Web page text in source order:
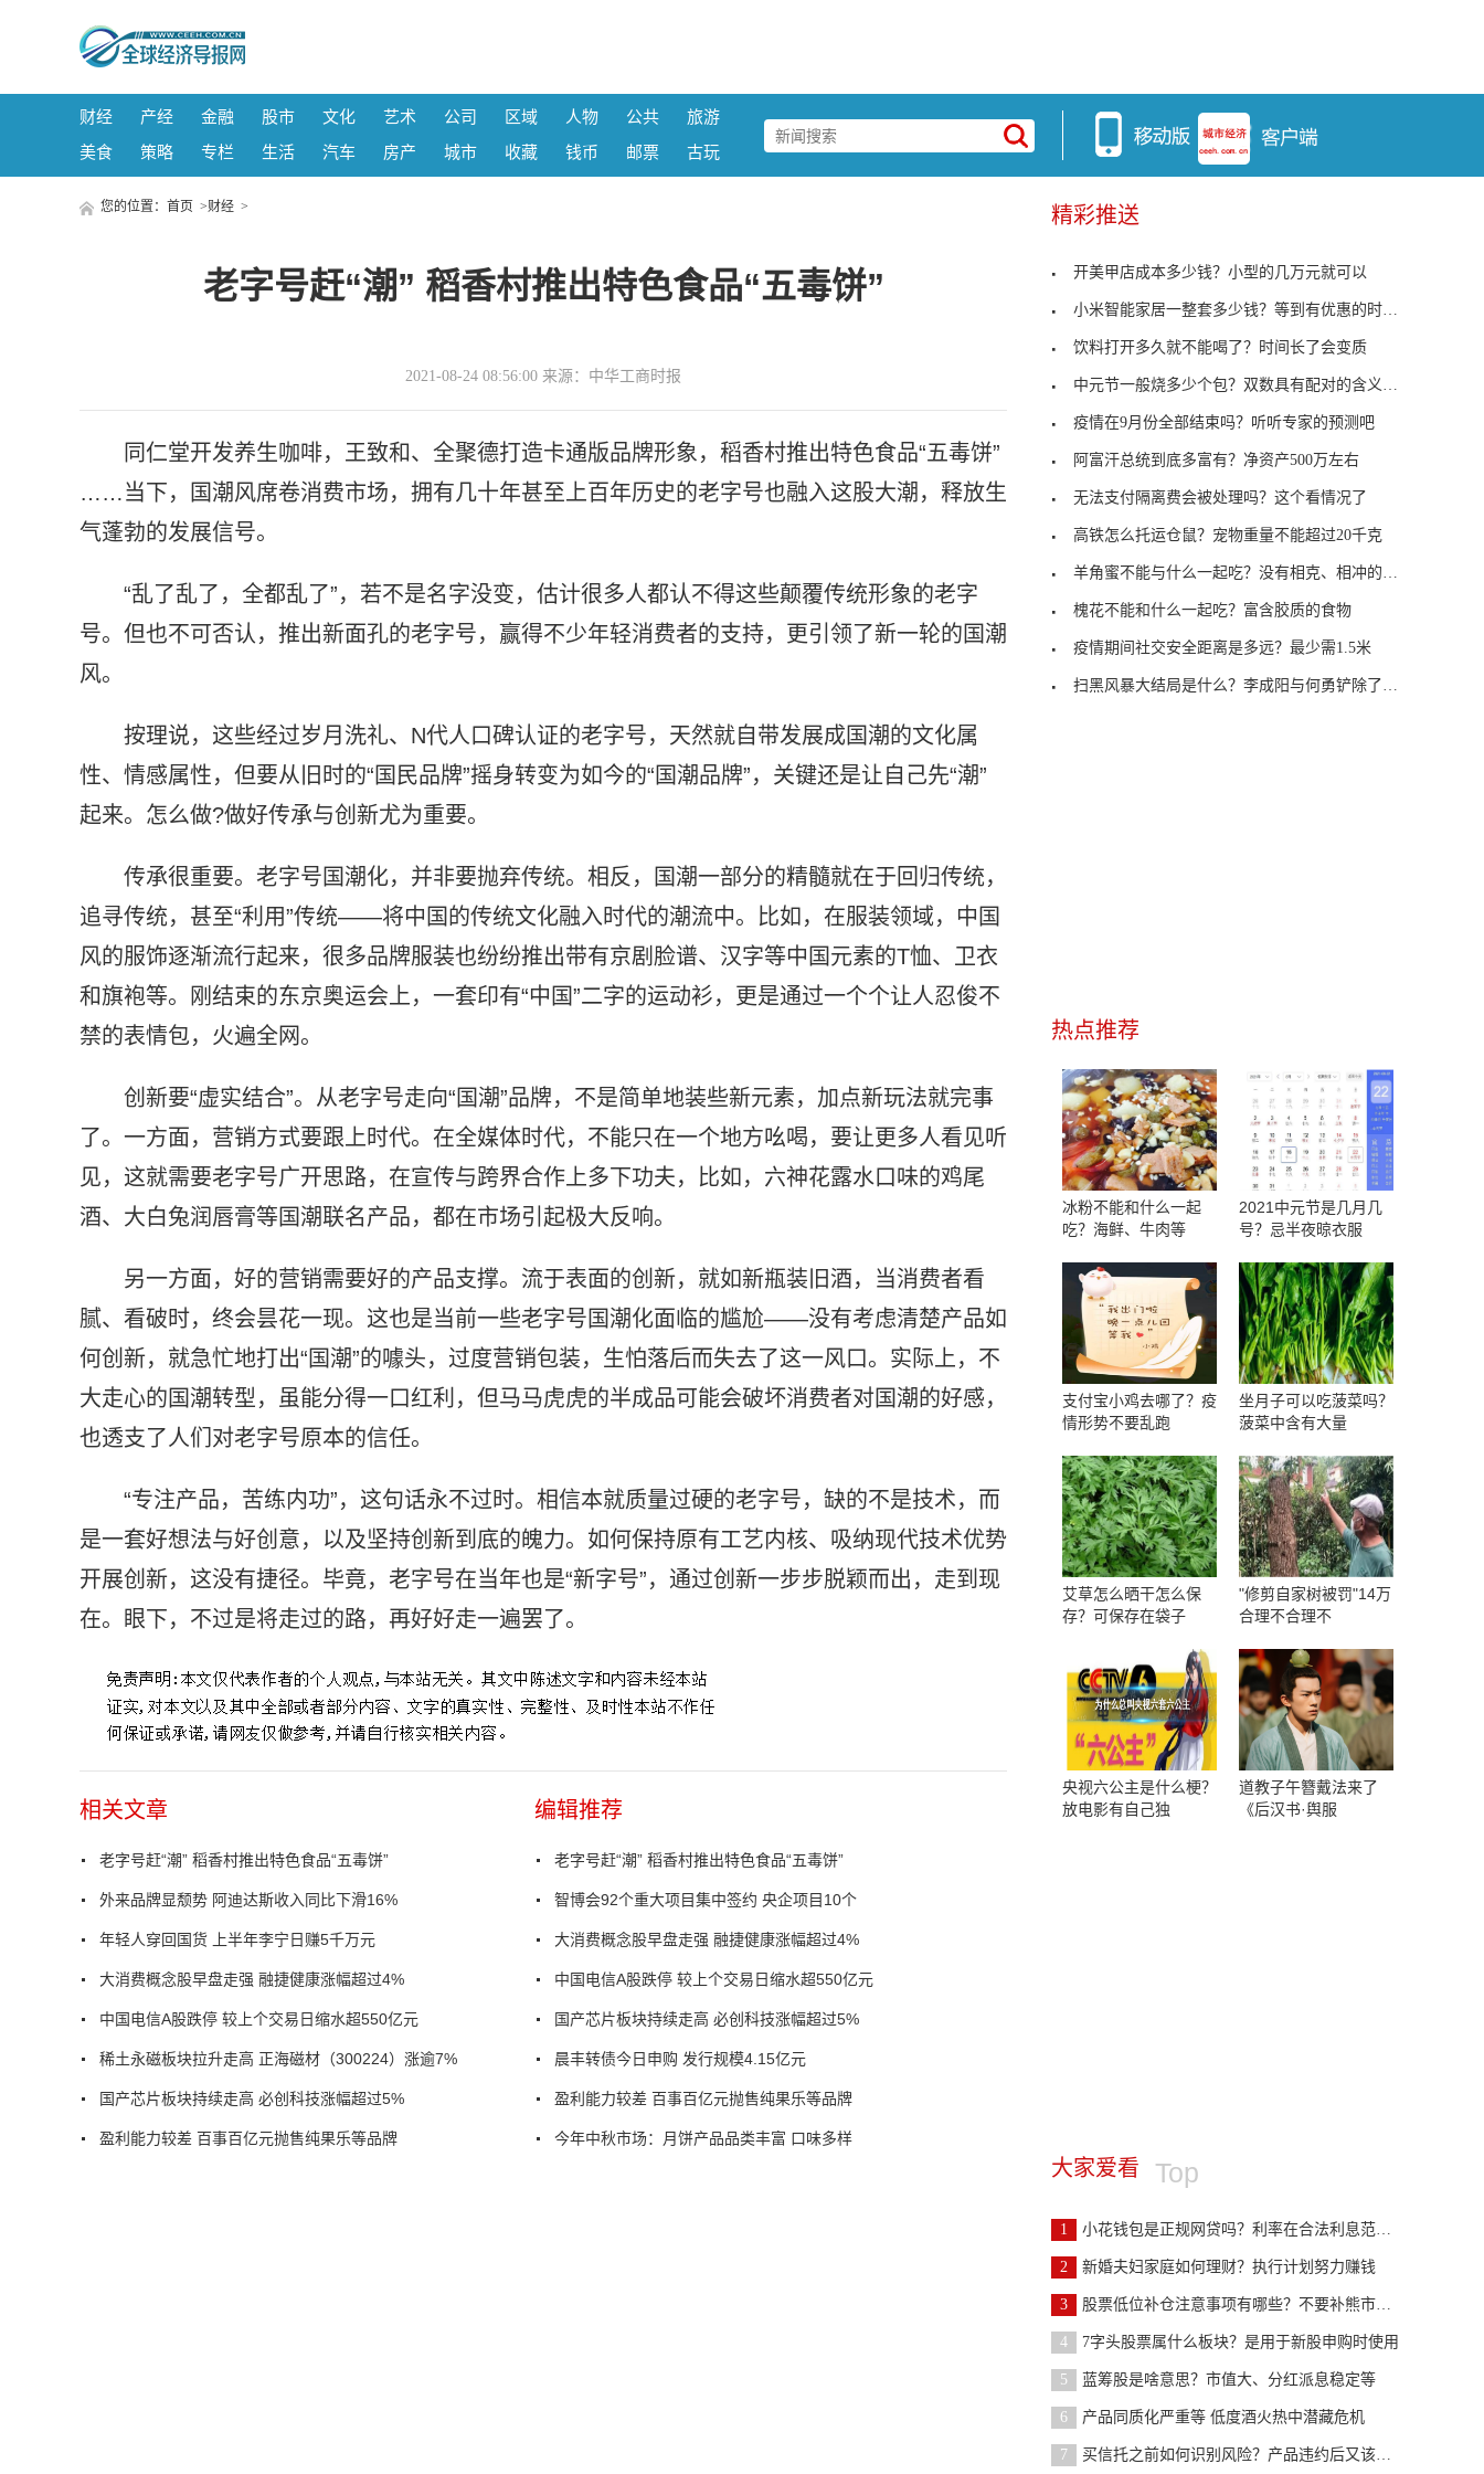
财经 产经 金融 股市 文化 艺术 公司 区域 人物 公共
旅游
美食
策略 专栏 生活 汽车 房产 城市 收藏 钱币 邮票 古玩
您的位置： 首页 >财经 >
老字号赶“潮” 稻香村推出特色食品“五毒饼”
2021-08-24 08:56:00 来源：中华工商时报
同仁堂开发养生咖啡，王致和、全聚德打造卡通版品牌形象，稻香村推出特色食品“五毒饼”
……当下，国潮风席卷消费市场，拥有几十年甚至上百年历史的老字号也融入这股大潮，释放生
气蓬勃的发展信号。
“乱了乱了，全都乱了”，若不是名字没变，估计很多人都认不得这些颠覆传统形象的老字
号。但也不可否认，推出新面孔的老字号，赢得不少年轻消费者的支持，更引领了新一轮的国潮
风。
按理说，这些经过岁月洗礼、N代人口碑认证的老字号，天然就自带发展成国潮的文化属
性、情感属性，但要从旧时的“国民品牌”摇身转变为如今的“国潮品牌”，关键还是让自己先“潮”
起来。怎么做?做好传承与创新尤为重要。
传承很重要。老字号国潮化，并非要抛弃传统。相反，国潮一部分的精髓就在于回归传统，
追寻传统，甚至“利用”传统——将中国的传统文化融入时代的潮流中。比如，在服装领域，中国
风的服饰逐渐流行起来，很多品牌服装也纷纷推出带有京剧脸谱、汉字等中国元素的T恤、卫衣
和旗袍等。刚结束的东京奥运会上，一套印有“中国”二字的运动衫，更是通过一个个让人忍俊不
禁的表情包，火遍全网。
创新要“虚实结合”。从老字号走向“国潮”品牌，不是简单地装些新元素，加点新玩法就完事
了。一方面，营销方式要跟上时代。在全媒体时代，不能只在一个地方吆喝，要让更多人看见听
见，这就需要老字号广开思路，在宣传与跨界合作上多下功夫，比如，六神花露水口味的鸡尾
酒、大白兔润唇膏等国潮联名产品，都在市场引起极大反响。
另一方面，好的营销需要好的产品支撑。流于表面的创新，就如新瓶装旧酒，当消费者看
腻、看破时，终会昙花一现。这也是当前一些老字号国潮化面临的尴尬——没有考虑清楚产品如
何创新，就急忙地打出“国潮”的噱头，过度营销包装，生怕落后而失去了这一风口。实际上，不
大走心的国潮转型，虽能分得一口红利，但马马虎虎的半成品可能会破坏消费者对国潮的好感，
也透支了人们对老字号原本的信任。
“专注产品，苦练内功”，这句话永不过时。相信本就质量过硬的老字号，缺的不是技术，而
是一套好想法与好创意，以及坚持创新到底的魄力。如何保持原有工艺内核、吸纳现代技术优势
开展创新，这没有捷径。毕竟，老字号在当年也是“新字号”，通过创新一步步脱颖而出，走到现
在。眼下，不过是将走过的路，再好好走一遍罢了。
相关文章
老字号赶“潮” 稻香村推出特色食品“五毒饼”
外来品牌显颓势 阿迪达斯收入同比下滑16%
年轻人穿回国货 上半年李宁日赚5千万元
大消费概念股早盘走强 融捷健康涨幅超过4%
中国电信A股跌停 较上个交易日缩水超550亿元
稀土永磁板块拉升走高 正海磁材（300224）涨逾7%
国产芯片板块持续走高 必创科技涨幅超过5%
盈利能力较差 百事百亿元抛售纯果乐等品牌
编辑推荐
老字号赶“潮” 稻香村推出特色食品“五毒饼”
智博会92个重大项目集中签约 央企项目10个
大消费概念股早盘走强 融捷健康涨幅超过4%
中国电信A股跌停 较上个交易日缩水超550亿元
国产芯片板块持续走高 必创科技涨幅超过5%
晨丰转债今日申购 发行规模4.15亿元
盈利能力较差 百事百亿元抛售纯果乐等品牌
今年中秋市场：月饼产品品类丰富 口味多样
精彩推送
开美甲店成本多少钱？小型的几万元就可以
小米智能家居一整套多少钱？等到有优惠的时候再去买
饮料打开多久就不能喝了？时间长了会变质
中元节一般烧多少个包？双数具有配对的含义不吉利
疫情在9月份全部结束吗？听听专家的预测吧
阿富汗总统到底多富有？净资产500万左右
无法支付隔离费会被处理吗？这个看情况了
高铁怎么托运仓鼠？宠物重量不能超过20千克
羊角蜜不能与什么一起吃？没有相克、相冲的现象
槐花不能和什么一起吃？富含胶质的食物
疫情期间社交安全距离是多远？最少需1.5米
扫黑风暴大结局是什么？李成阳与何勇铲除了内鬼
热点推荐
冰粉不能和什么一起
吃？海鲜、牛肉等
2021中元节是几月几
号？忌半夜晾衣服
支付宝小鸡去哪了？疫
情形势不要乱跑
坐月子可以吃菠菜吗？
菠菜中含有大量
艾草怎么晒干怎么保
存？可保存在袋子
"修剪自家树被罚"14万
合理不合理不
央视六公主是什么梗？
放电影有自己独
道教子午簪戴法来了
《后汉书·舆服
大家爱看 Top
1 小花钱包是正规网贷吗？利率在合法利息范围内
2 新婚夫妇家庭如何理财？执行计划努力赚钱
3 股票低位补仓注意事项有哪些？不要补熊市初期的股票
4 7字头股票属什么板块？是用于新股申购时使用
5 蓝筹股是啥意思？市值大、分红派息稳定等
6 产品同质化严重等 低度酒火热中潜藏危机
7 买信托之前如何识别风险？产品违约后又该如何维权？